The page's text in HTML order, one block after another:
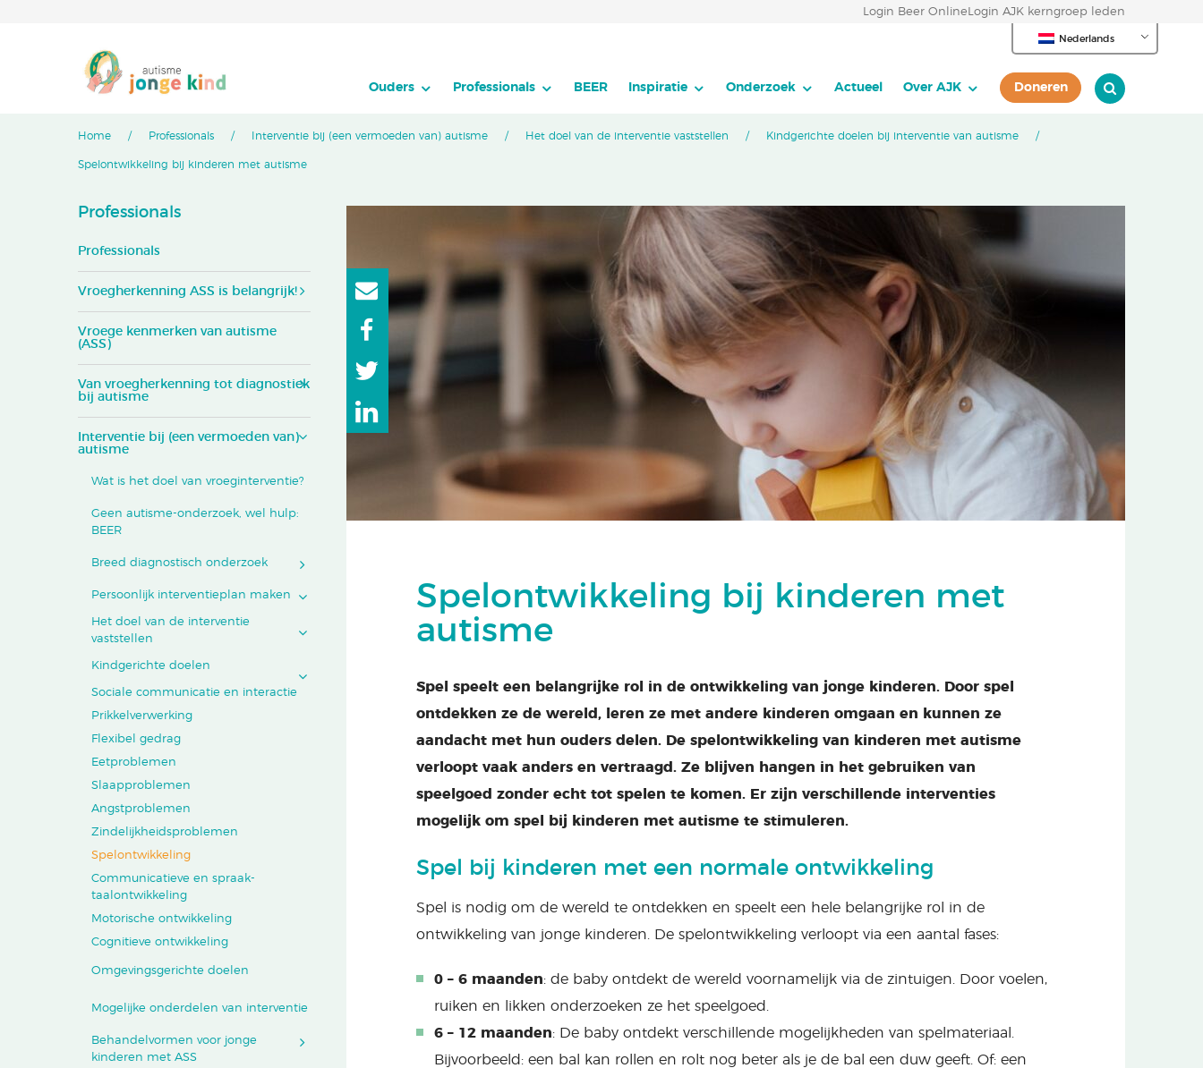
Login Beer Online Login AJK kerngroep leden
Nederlands
Ouders Professionals BEER Inspiratie Onderzoek Actueel Over AJK Doneren
Home Professionals Interventie bij (een vermoeden van) autisme Het doel van de interventie vaststellen Kindgerichte doelen bij interventie van autisme
Spelontwikkeling bij kinderen met autisme
Spelontwikkeling bij kinderen met
autisme
Spel speelt een belangrijke rol in de ontwikkeling van jonge kinderen. Door spel
ontdekken ze de wereld, leren ze met andere kinderen omgaan en kunnen ze
aandacht met hun ouders delen. De spelontwikkeling van kinderen met autisme
verloopt vaak anders en vertraagd. Ze blijven hangen in het gebruiken van
speelgoed zonder echt tot spelen te komen. Er zijn verschillende interventies
mogelijk om spel bij kinderen met autisme te stimuleren.
Spel bij kinderen met een normale ontwikkeling
Spel is nodig om de wereld te ontdekken en speelt een hele belangrijke rol in de
ontwikkeling van jonge kinderen. De spelontwikkeling verloopt via een aantal fases:
0 – 6 maanden: de baby ontdekt de wereld voornamelijk via de zintuigen. Door voelen,
ruiken en likken onderzoeken ze het speelgoed.
6 – 12 maanden: De baby ontdekt verschillende mogelijkheden van spelmateriaal.
Bijvoorbeeld: een bal kan rollen en rolt nog beter als je de bal een duw geeft. Of: een
Professionals
Professionals
Vroegherkenning ASS is belangrijk!
Vroege kenmerken van autisme
(ASS)
Van vroegherkenning tot diagnostiek
bij autisme
Interventie bij (een vermoeden van)
autisme
Wat is het doel van vroeginterventie?
Geen autisme-onderzoek, wel hulp:
BEER
Breed diagnostisch onderzoek
Persoonlijk interventieplan maken
Het doel van de interventie
vaststellen
Kindgerichte doelen
Sociale communicatie en interactie
Prikkelverwerking
Flexibel gedrag
Eetproblemen
Slaapproblemen
Angstproblemen
Zindelijkheidsproblemen
Spelontwikkeling
Communicatieve en spraak-
taalontwikkeling
Motorische ontwikkeling
Cognitieve ontwikkeling
Omgevingsgerichte doelen
Mogelijke onderdelen van interventie
Behandelvormen voor jonge
kinderen met ASS